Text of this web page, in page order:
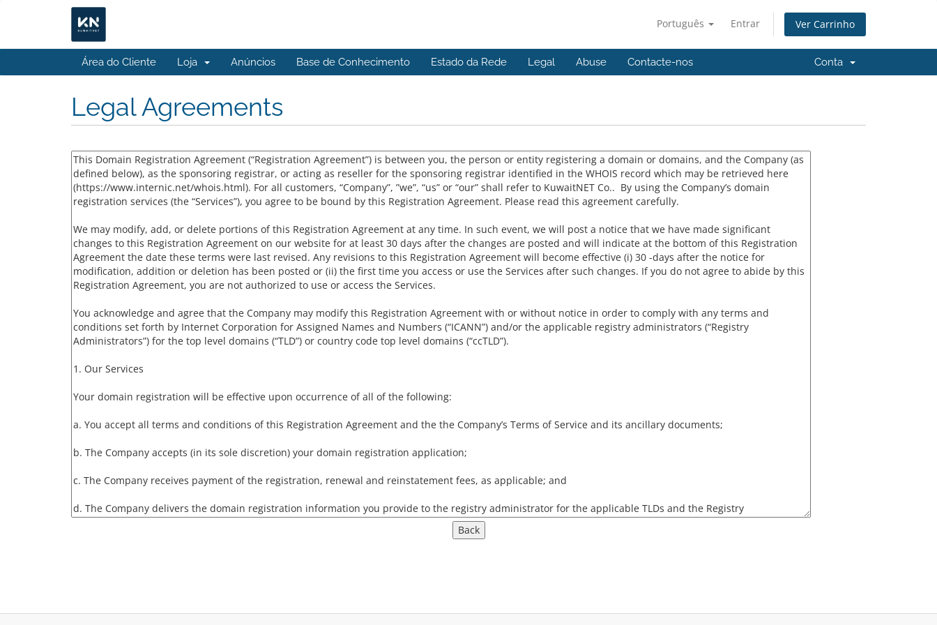
Português Entrar Ver Carrinho
Área do Cliente Loja Anúncios Base de Conhecimento Estado da Rede Legal Abuse Contacte-nos Conta
Legal Agreements